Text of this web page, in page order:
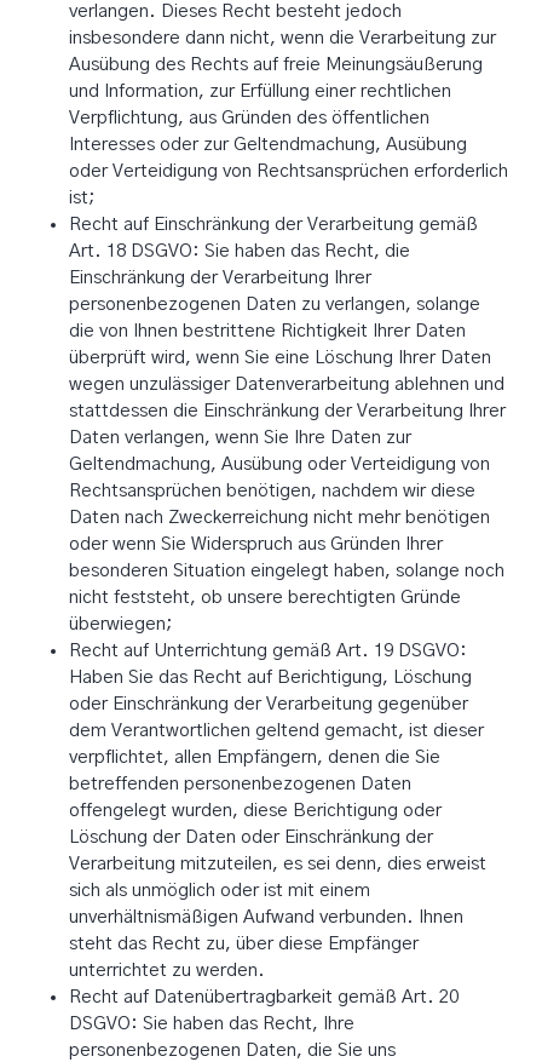
verlangen. Dieses Recht besteht jedoch
insbesondere dann nicht, wenn die Verarbeitung zur
Ausübung des Rechts auf freie Meinungsäußerung
und Information, zur Erfüllung einer rechtlichen
Verpflichtung, aus Gründen des öffentlichen
Interesses oder zur Geltendmachung, Ausübung
oder Verteidigung von Rechtsansprüchen erforderlich
ist;
Recht auf Einschränkung der Verarbeitung gemäß
Art. 18 DSGVO: Sie haben das Recht, die
Einschränkung der Verarbeitung Ihrer
personenbezogenen Daten zu verlangen, solange
die von Ihnen bestrittene Richtigkeit Ihrer Daten
überprüft wird, wenn Sie eine Löschung Ihrer Daten
wegen unzulässiger Datenverarbeitung ablehnen und
stattdessen die Einschränkung der Verarbeitung Ihrer
Daten verlangen, wenn Sie Ihre Daten zur
Geltendmachung, Ausübung oder Verteidigung von
Rechtsansprüchen benötigen, nachdem wir diese
Daten nach Zweckerreichung nicht mehr benötigen
oder wenn Sie Widerspruch aus Gründen Ihrer
besonderen Situation eingelegt haben, solange noch
nicht feststeht, ob unsere berechtigten Gründe
überwiegen;
Recht auf Unterrichtung gemäß Art. 19 DSGVO:
Haben Sie das Recht auf Berichtigung, Löschung
oder Einschränkung der Verarbeitung gegenüber
dem Verantwortlichen geltend gemacht, ist dieser
verpflichtet, allen Empfängern, denen die Sie
betreffenden personenbezogenen Daten
offengelegt wurden, diese Berichtigung oder
Löschung der Daten oder Einschränkung der
Verarbeitung mitzuteilen, es sei denn, dies erweist
sich als unmöglich oder ist mit einem
unverhältnismäßigen Aufwand verbunden. Ihnen
steht das Recht zu, über diese Empfänger
unterrichtet zu werden.
Recht auf Datenübertragbarkeit gemäß Art. 20
DSGVO: Sie haben das Recht, Ihre
personenbezogenen Daten, die Sie uns